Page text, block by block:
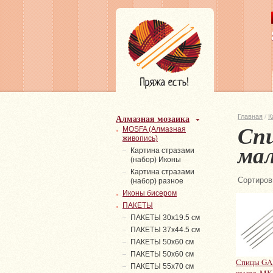
Главная /
Спицы
Алмазная мозаика
MOSFA (Алмазная
живопись)
Картина стразами
(набор) Иконы
Картина стразами
(набор) разное
Иконы бисером
ПАКЕТЫ
ПАКЕТЫ 30х19.5 см
ПАКЕТЫ 37х44.5 см
ПАКЕТЫ 50х60 см
ПАКЕТЫ 50х60 см
ПАКЕТЫ 55х70 см